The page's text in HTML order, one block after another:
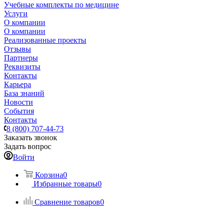
Учебные комплекты по медицине
Услуги
О компании
О компании
Реализованные проекты
Отзывы
Партнеры
Реквизиты
Контакты
Карьера
База знаний
Новости
События
Контакты
8 (800) 707-44-73
Заказать звонок
Задать вопрос
Войти
Корзина0
Избранные товары0
Сравнение товаров0